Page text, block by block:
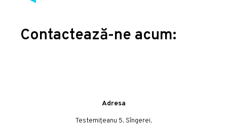
Contactează-ne acum:
Adresa
Testemițeanu 5, Sîngerei,